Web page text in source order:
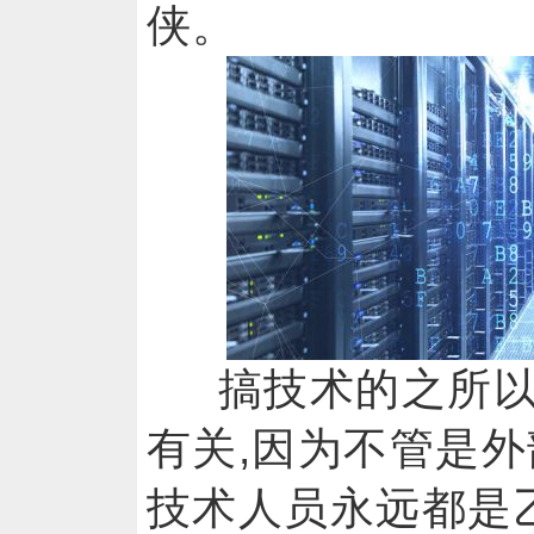
侠。
搞技术的之所
有关,因为不管是
技术人员永远都是